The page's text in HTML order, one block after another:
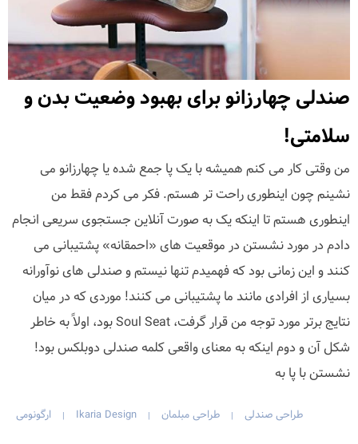
صندلی چهارزانو برای بهبود وضعیت بدن و
سلامتی!
من وقتی کار می کنم همیشه با یک پا جمع شده یا چهارزانو می
نشینم چون اینطوری راحت تر هستم. فکر می کردم فقط من
اینطوری هستم تا اینکه یک به صورت آنلاین جستجوی سریعی انجام
دادم در مورد نشستن در موقعیت های «احمقانه» پشتیبانی می
کنند و این زمانی بود که فهمیدم تنها نیستم و صندلی های نوآورانه
بسیاری از افرادی مانند ما پشتیبانی می کنند! موردی که در میان
نتایج برتر مورد توجه من قرار گرفت، Soul Seat بود، اولاً به خاطر
شکل آن و دوم اینکه به معنای واقعی کلمه صندلی دوبلکس بود!
نشستن با پا به
طراحی صندلی | طراحی مبلمان |
Ikaria Design
| ارگونومی